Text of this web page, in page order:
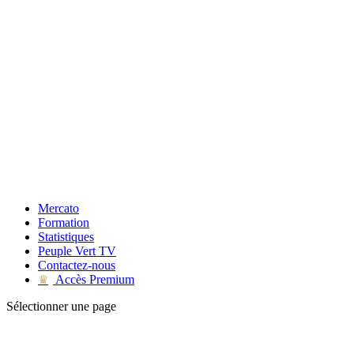
Mercato
Formation
Statistiques
Peuple Vert TV
Contactez-nous
♛
Accès Premium
Sélectionner une page